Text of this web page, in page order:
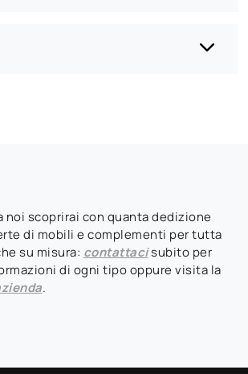
noi scoprirai con quanta dedizione
di mobili e complementi per tutta
su misura: contattacisubito per
di ogni tipo oppure visita la
.